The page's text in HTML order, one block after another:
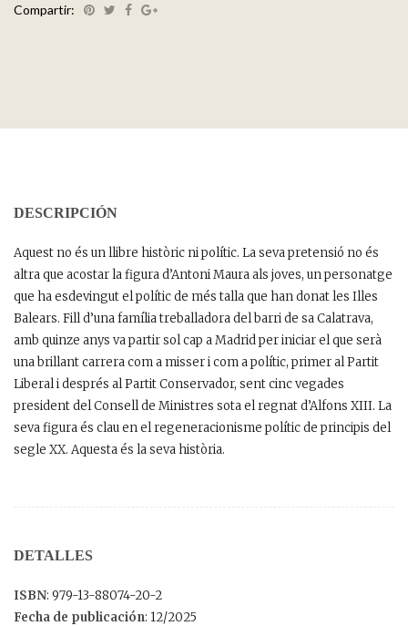
Compartir:
DESCRIPCIÓN
Aquest no és un llibre històric ni polític. La seva pretensió no és
altra que acostar la figura d’Antoni Maura als joves, un personatge
que ha esdevingut el polític de més talla que han donat les Illes
Balears. Fill d’una família treballadora del barri de sa Calatrava,
amb quinze anys va partir sol cap a Madrid per iniciar el que serà
una brillant carrera com a misser i com a polític, primer al Partit
Liberal i després al Partit Conservador, sent cinc vegades
president del Consell de Ministres sota el regnat d’Alfons XIII. La
seva figura és clau en el regeneracionisme polític de principis del
segle XX. Aquesta és la seva història.
DETALLES
ISBN: 979-13-88074-20-2
Fecha de publicación: 12/2025